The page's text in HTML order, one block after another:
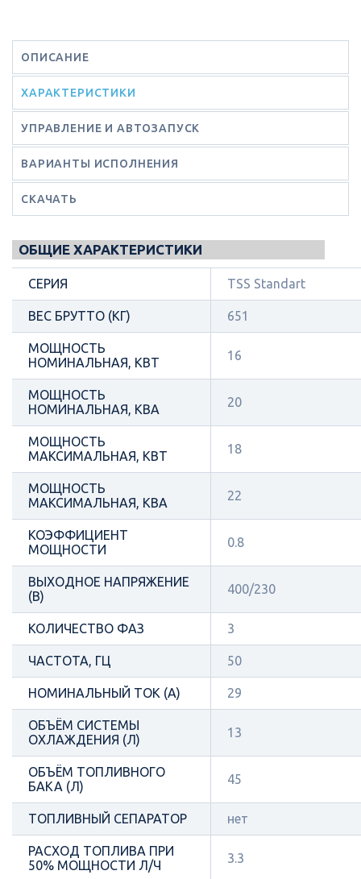
ОПИСАНИЕ
ХАРАКТЕРИСТИКИ
УПРАВЛЕНИЕ И АВТОЗАПУСК
ВАРИАНТЫ ИСПОЛНЕНИЯ
СКАЧАТЬ
ОБЩИЕ ХАРАКТЕРИСТИКИ
СЕРИЯ TSS Standart
ВЕС БРУТТО (КГ) 651
МОЩНОСТЬ
НОМИНАЛЬНАЯ, КВТ
16
МОЩНОСТЬ
НОМИНАЛЬНАЯ, КВА
20
МОЩНОСТЬ
МАКСИМАЛЬНАЯ, КВТ
18
МОЩНОСТЬ
МАКСИМАЛЬНАЯ, КВА
22
КОЭФФИЦИЕНТ
МОЩНОСТИ
0.8
ВЫХОДНОЕ НАПРЯЖЕНИЕ
(В)
400/230
КОЛИЧЕСТВО ФАЗ 3
ЧАСТОТА, ГЦ 50
НОМИНАЛЬНЫЙ ТОК (А) 29
ОБЪЁМ СИСТЕМЫ
ОХЛАЖДЕНИЯ (Л)
13
ОБЪЁМ ТОПЛИВНОГО
БАКА (Л)
45
ТОПЛИВНЫЙ СЕПАРАТОР нет
РАСХОД ТОПЛИВА ПРИ
50% МОЩНОСТИ Л/Ч
3.3